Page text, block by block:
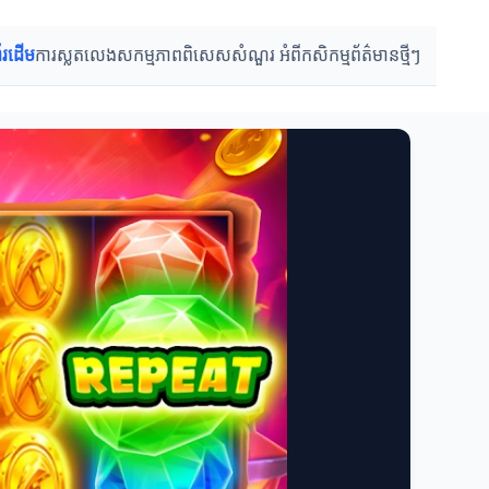
ដើមការស្លតលេងសកម្មភាពពិសេសសំណួរ អំពីកសិកម្មព័ត៌មានថ្មីៗ